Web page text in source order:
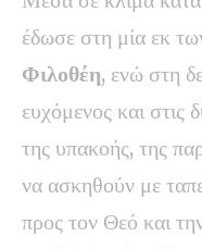
έδωσε στη μία εκ
Φιλοθέη, ενώ στη
ευχόμενος και στις
της υπακοής, της
να ασκηθούν με
προς τον Θεό και